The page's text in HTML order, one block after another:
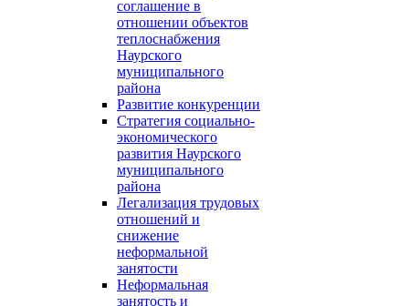
соглашение в
отношении объектов
теплоснабжения
Наурского
муниципального
района
Развитие конкуренции
Стратегия социально-
экономического
развития Наурского
муниципального
района
Легализация трудовых
отношений и
снижение
неформальной
занятости
Неформальная
занятость и